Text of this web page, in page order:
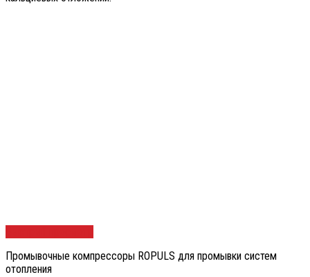
Промывочные компрессоры ROPULS для промывки систем
отопления